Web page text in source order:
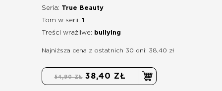
Seria: True Beauty
Tom w serii: 1
Treści wrażliwe:
bullying
Najniższa cena z ostatnich 30 dni: 38,40 zł
54,90 ZŁ 38,40 ZŁ